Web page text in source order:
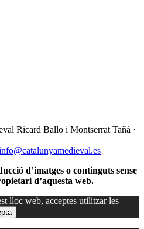
Ricard Ballo i Montserrat Tañá ·
d’imatges o continguts sense
d’aquesta web.
lloc web, acceptes utilitzar les